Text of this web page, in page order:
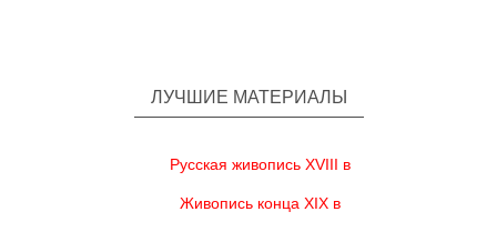
ЛУЧШИЕ МАТЕРИАЛЫ
Русская живопись XVIII в
Живопись конца XIX в